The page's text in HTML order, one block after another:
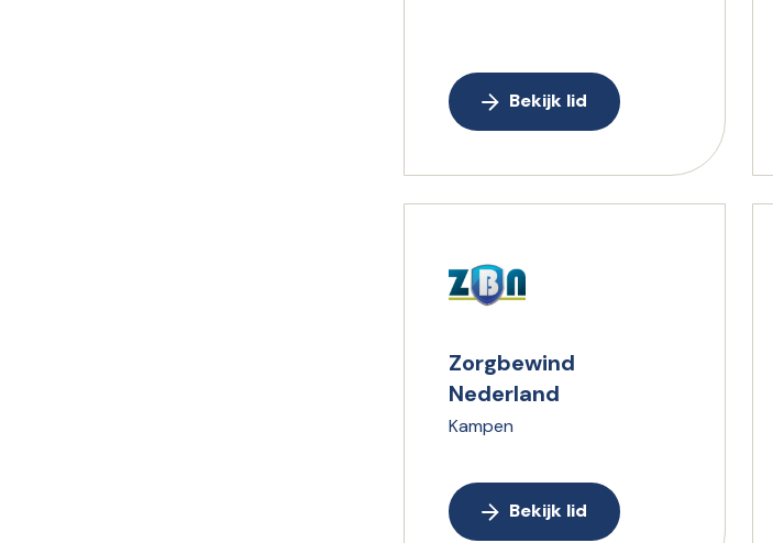
Bekijk lid
Zorgbewind
Nederland
Kampen
Bekijk lid